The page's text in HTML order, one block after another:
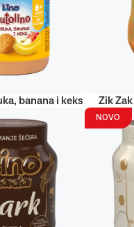
banana i keks Zik
NOVO